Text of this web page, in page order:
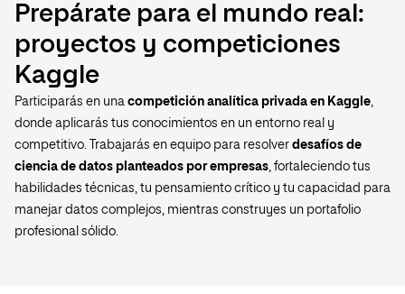
Prepárate para el mundo real:
proyectos y competiciones
Kaggle
Participarás en una competición analítica privada en Kaggle
donde aplicarás tus conocimientos en un entorno real y
competitivo. Trabajarás en equipo para resolver desafíos de
ciencia de datos planteados por empresas , fortaleciendo tus
habilidades técnicas, tu pensamiento crítico y tu capacidad para
manejar datos complejos, mientras construyes un portafolio
profesional sólido.